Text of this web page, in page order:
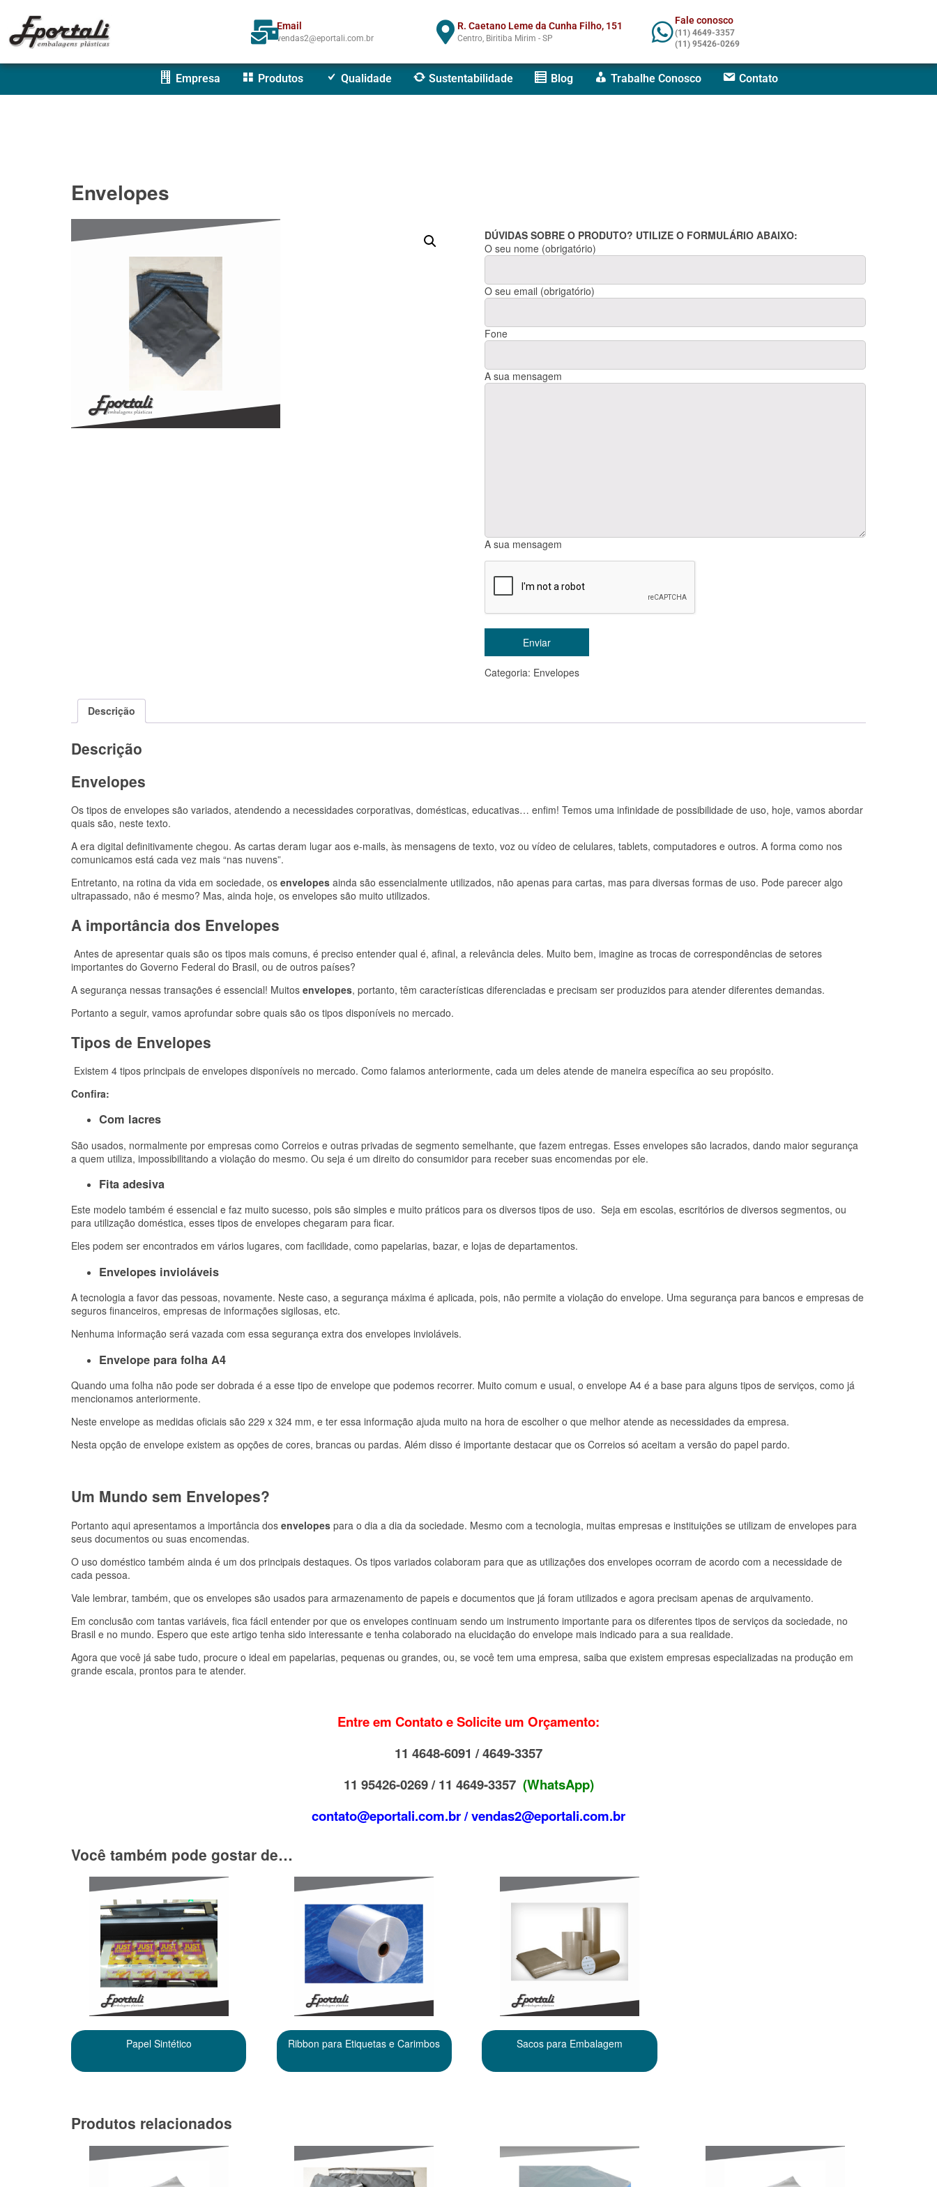
Email
vendas2@eportali.com.br
R. Caetano Leme da Cunha Filho, 151
Centro, Biritiba Mirim - SP
Fale conosco
(11) 4649-3357
(11) 95426-0269
Empresa Produtos Qualidade Sustentabilidade Blog Trabalhe Conosco Contato
Envelopes
DÚVIDAS SOBRE O PRODUTO? UTILIZE O FORMULÁRIO ABAIXO:
O seu nome (obrigatório)
O seu email (obrigatório)
Fone
A sua mensagem
A sua mensagem
Categoria: Envelopes
Descrição
Descrição
Envelopes
Os tipos de envelopes são variados, atendendo a necessidades corporativas, domésticas, educativas… enfim! Temos uma infinidade de possibilidade de uso, hoje, vamos abordar
quais são, neste texto.
A era digital definitivamente chegou. As cartas deram lugar aos e-mails, às mensagens de texto, voz ou vídeo de celulares, tablets, computadores e outros. A forma como nos
comunicamos está cada vez mais “nas nuvens”.
Entretanto, na rotina da vida em sociedade, os envelopes ainda são essencialmente utilizados, não apenas para cartas, mas para diversas formas de uso. Pode parecer algo
ultrapassado, não é mesmo? Mas, ainda hoje, os envelopes são muito utilizados.
A importância dos Envelopes
Antes de apresentar quais são os tipos mais comuns, é preciso entender qual é, afinal, a relevância deles. Muito bem, imagine as trocas de correspondências de setores
importantes do Governo Federal do Brasil, ou de outros países?
A segurança nessas transações é essencial! Muitos envelopes, portanto, têm características diferenciadas e precisam ser produzidos para atender diferentes demandas.
Portanto a seguir, vamos aprofundar sobre quais são os tipos disponíveis no mercado.
Tipos de Envelopes
Existem 4 tipos principais de envelopes disponíveis no mercado. Como falamos anteriormente, cada um deles atende de maneira específica ao seu propósito.
Confira:
Com lacres
São usados, normalmente por empresas como Correios e outras privadas de segmento semelhante, que fazem entregas. Esses envelopes são lacrados, dando maior segurança
a quem utiliza, impossibilitando a violação do mesmo. Ou seja é um direito do consumidor para receber suas encomendas por ele.
Fita adesiva
Este modelo também é essencial e faz muito sucesso, pois são simples e muito práticos para os diversos tipos de uso. Seja em escolas, escritórios de diversos segmentos, ou
para utilização doméstica, esses tipos de envelopes chegaram para ficar.
Eles podem ser encontrados em vários lugares, com facilidade, como papelarias, bazar, e lojas de departamentos.
Envelopes invioláveis
A tecnologia a favor das pessoas, novamente. Neste caso, a segurança máxima é aplicada, pois, não permite a violação do envelope. Uma segurança para bancos e empresas de
seguros financeiros, empresas de informações sigilosas, etc.
Nenhuma informação será vazada com essa segurança extra dos envelopes invioláveis.
Envelope para folha A4
Quando uma folha não pode ser dobrada é a esse tipo de envelope que podemos recorrer. Muito comum e usual, o envelope A4 é a base para alguns tipos de serviços, como já
mencionamos anteriormente.
Neste envelope as medidas oficiais são 229 x 324 mm, e ter essa informação ajuda muito na hora de escolher o que melhor atende as necessidades da empresa.
Nesta opção de envelope existem as opções de cores, brancas ou pardas. Além disso é importante destacar que os Correios só aceitam a versão do papel pardo.
Um Mundo sem Envelopes?
Portanto aqui apresentamos a importância dos envelopes para o dia a dia da sociedade. Mesmo com a tecnologia, muitas empresas e instituições se utilizam de envelopes para
seus documentos ou suas encomendas.
O uso doméstico também ainda é um dos principais destaques. Os tipos variados colaboram para que as utilizações dos envelopes ocorram de acordo com a necessidade de
cada pessoa.
Vale lembrar, também, que os envelopes são usados para armazenamento de papeis e documentos que já foram utilizados e agora precisam apenas de arquivamento.
Em conclusão com tantas variáveis, fica fácil entender por que os envelopes continuam sendo um instrumento importante para os diferentes tipos de serviços da sociedade, no
Brasil e no mundo. Espero que este artigo tenha sido interessante e tenha colaborado na elucidação do envelope mais indicado para a sua realidade.
Agora que você já sabe tudo, procure o ideal em papelarias, pequenas ou grandes, ou, se você tem uma empresa, saiba que existem empresas especializadas na produção em
grande escala, prontos para te atender.
Entre em Contato e Solicite um Orçamento:
11 4648-6091 / 4649-3357
11 95426-0269 / 11 4649-3357 (WhatsApp)
contato@eportali.com.br / vendas2@eportali.com.br
Você também pode gostar de…
Papel Sintético Ribbon para Etiquetas e Carimbos Sacos para Embalagem
Produtos relacionados